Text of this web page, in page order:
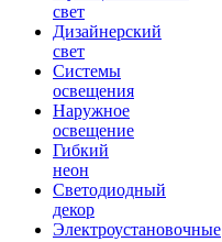
свет
Дизайнерский
свет
Системы
освещения
Наружное
освещение
Гибкий
неон
Светодиодный
декор
Электроустановочные